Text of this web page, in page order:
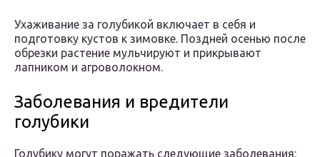
Ухаживание за голубикой включает в себя и
подготовку кустов к зимовке. Поздней осенью после
обрезки растение мульчируют и прикрывают
лапником и агроволокном.
Заболевания и вредители
голубики
Голубику могут поражать следующие заболевания: